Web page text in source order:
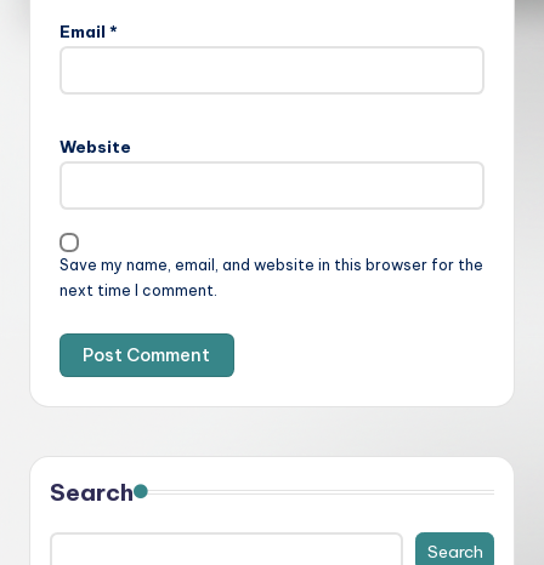
Email *
Website
Save my name, email, and website in this browser for the
next time I comment.
Search
Search